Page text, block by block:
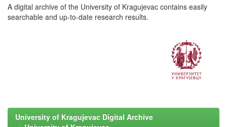
A digital archive of the University of Kragujevac contains easily
searchable and up-to-date research results.
University of Kragujevac Digital Archive